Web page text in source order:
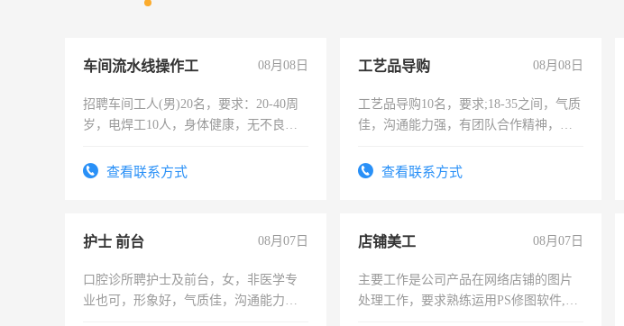
车间流水线操作工 08月08日
招聘车间工人(男)20名，要求：20-40周
岁，电焊工10人，身体健康，无不良嗜
宿，免费发放劳保用品，两班倒，每月
查看联系方式
工艺品导购 08月08日
工艺品导购10名，要求;18-35之间，气质
佳，沟通能力强，有团队合作精神，有
查看联系方式
护士 前台 08月07日
口腔诊所聘护士及前台，女，非医学专
业也可，形象好，气质佳，沟通能力
店铺美工 08月07日
主要工作是公司产品在网络店铺的图片
处理工作，要求熟练运用PS修图软件,工